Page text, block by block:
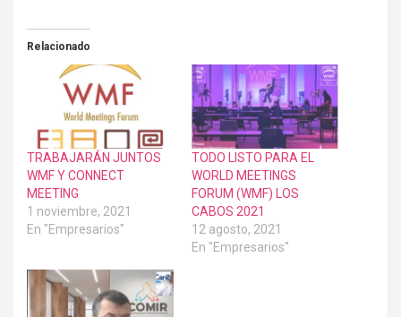
Relacionado
TRABAJARÁN JUNTOS
WMF Y CONNECT
MEETING
1 noviembre, 2021
En "Empresarios"
TODO LISTO PARA EL
WORLD MEETINGS
FORUM (WMF) LOS
CABOS 2021
12 agosto, 2021
En "Empresarios"